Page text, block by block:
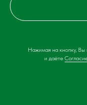
Нажимая на кнопку, Вы
и даёте